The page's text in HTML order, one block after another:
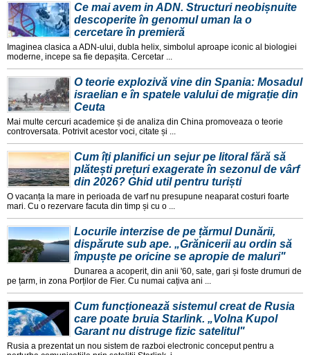
Ce mai avem in ADN. Structuri neobișnuite
descoperite în genomul uman la o
cercetare în premieră
Imaginea clasica a ADN-ului, dubla helix, simbolul aproape iconic al biologiei
moderne, incepe sa fie depașita. Cercetar ...
O teorie explozivă vine din Spania: Mosadul
israelian e în spatele valului de migrație din
Ceuta
Mai multe cercuri academice și de analiza din China promoveaza o teorie
controversata. Potrivit acestor voci, citate și ...
Cum îți planifici un sejur pe litoral fără să
plătești prețuri exagerate în sezonul de vârf
din 2026? Ghid util pentru turiști
O vacanța la mare in perioada de varf nu presupune neaparat costuri foarte
mari. Cu o rezervare facuta din timp și cu o ...
Locurile interzise de pe țărmul Dunării,
dispărute sub ape. „Grănicerii au ordin să
împuște pe oricine se apropie de maluri"
Dunarea a acoperit, din anii '60, sate, gari și foste drumuri de
pe țarm, in zona Porților de Fier. Cu numai cațiva ani ...
Cum funcționează sistemul creat de Rusia
care poate bruia Starlink. „Volna Kupol
Garant nu distruge fizic satelitul"
Rusia a prezentat un nou sistem de razboi electronic conceput pentru a